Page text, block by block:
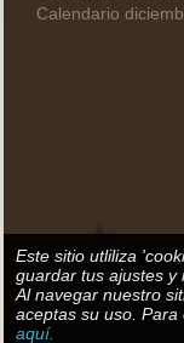
Calendario
Este sitio utliliza
guardar tus ajustes y
Al navegar nuestro
aceptas su uso.
aquí.